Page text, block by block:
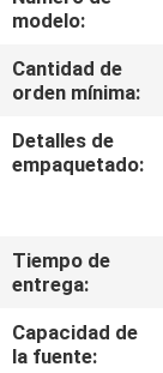
CONTROL
DE
CONTACTO
CON
modelo:
Cantidad de
orden mínima:
Detalles de
empaquetado:
Tiempo de
entrega:
Capacidad de
la fuente: